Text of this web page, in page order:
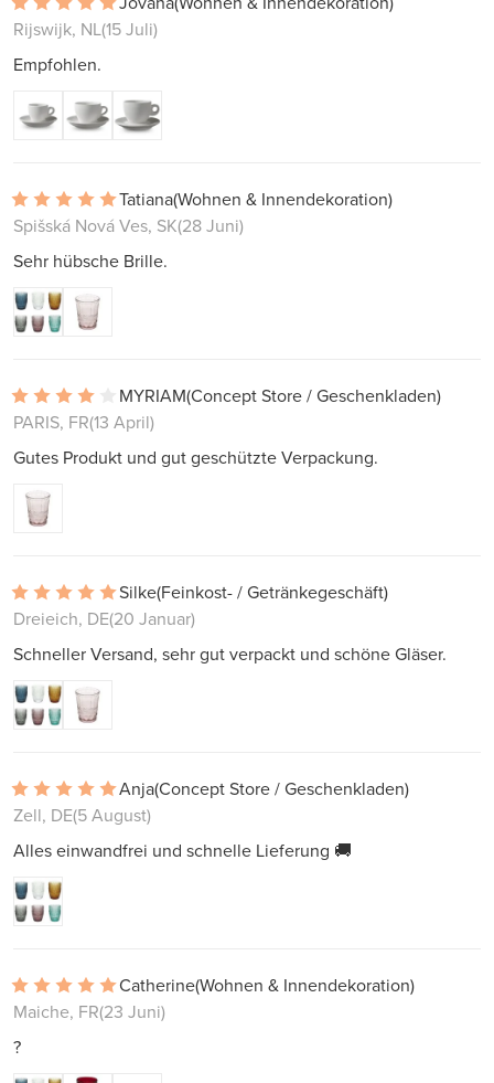
Rijswijk, NL(15 Juli)
Empfohlen.
Tatiana(Wohnen & Innendekoration)
Spišská Nová Ves, SK(28 Juni)
Sehr hübsche Brille.
MYRIAM(Concept Store / Geschenkladen)
PARIS, FR(13 April)
Gutes Produkt und gut geschützte Verpackung.
Silke(Feinkost- / Getränkegeschäft)
Dreieich, DE(20 Januar)
Schneller Versand, sehr gut verpackt und schöne Gläser.
Anja(Concept Store / Geschenkladen)
Zell, DE(5 August)
Alles einwandfrei und schnelle Lieferung 🚚
Catherine(Wohnen & Innendekoration)
Maiche, FR(23 Juni)
?